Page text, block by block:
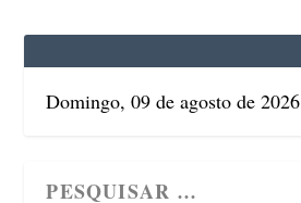
Domingo, 09 de agosto de 2026